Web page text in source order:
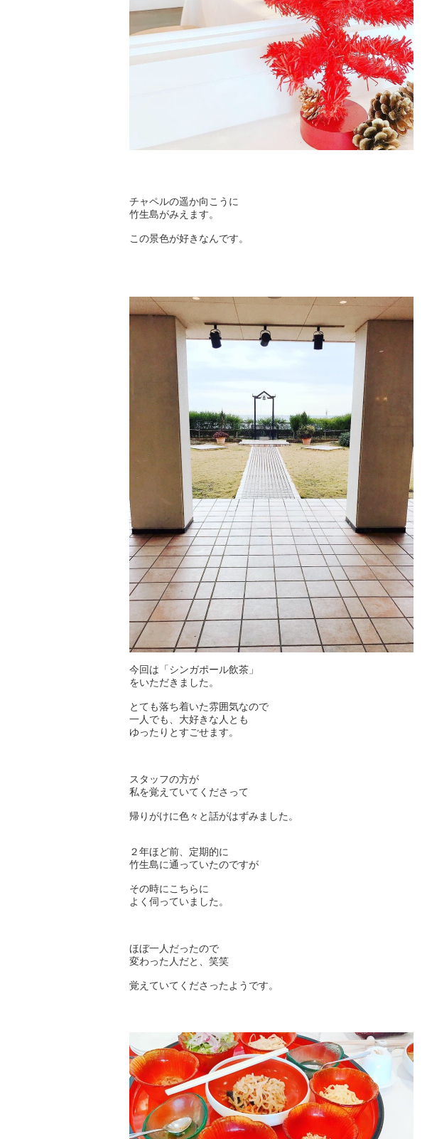
チャペルの遥か向こうに
竹生島がみえます。
この景色が好きなんです。
今回は「シンガポール飲茶」
をいただきました。
とても落ち着いた雰囲気なので
一人でも、大好きな人とも
ゆったりとすごせます。
スタッフの方が
私を覚えていてくださって
帰りがけに色々と話がはずみました。
２年ほど前、定期的に
竹生島に通っていたのですが
その時にこちらに
よく伺っていました。
ほぼ一人だったので
変わった人だと、笑笑
覚えていてくださったようです。